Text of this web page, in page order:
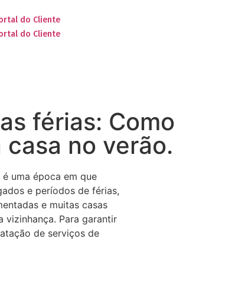
do Cliente
do Cliente
férias: Como
no verão.
uma época em que
e períodos de férias,
e muitas casas
vizinhança. Para garantir
de serviços de